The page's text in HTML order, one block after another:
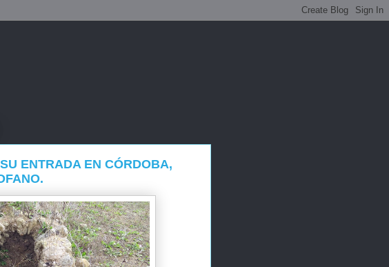
ENTRADA EN CÓRDOBA,